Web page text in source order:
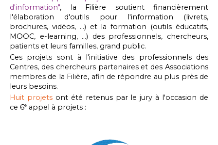
d'information", la Filière soutient financièrement
l'élaboration d'outils pour l'information (livrets,
brochures, vidéos, ...) et la formation (outils éducatifs,
MOOC, e-learning, ...) des professionnels, chercheurs,
patients et leurs familles, grand public.
Ces projets sont à l'initiative des professionnels des
Centres, des chercheurs partenaires et des Associations
membres de la Filière, afin de répondre au plus près de
leurs besoins.
Huit projetsont été retenus par le jury à l'occasion de
ce 6e appel à projets :